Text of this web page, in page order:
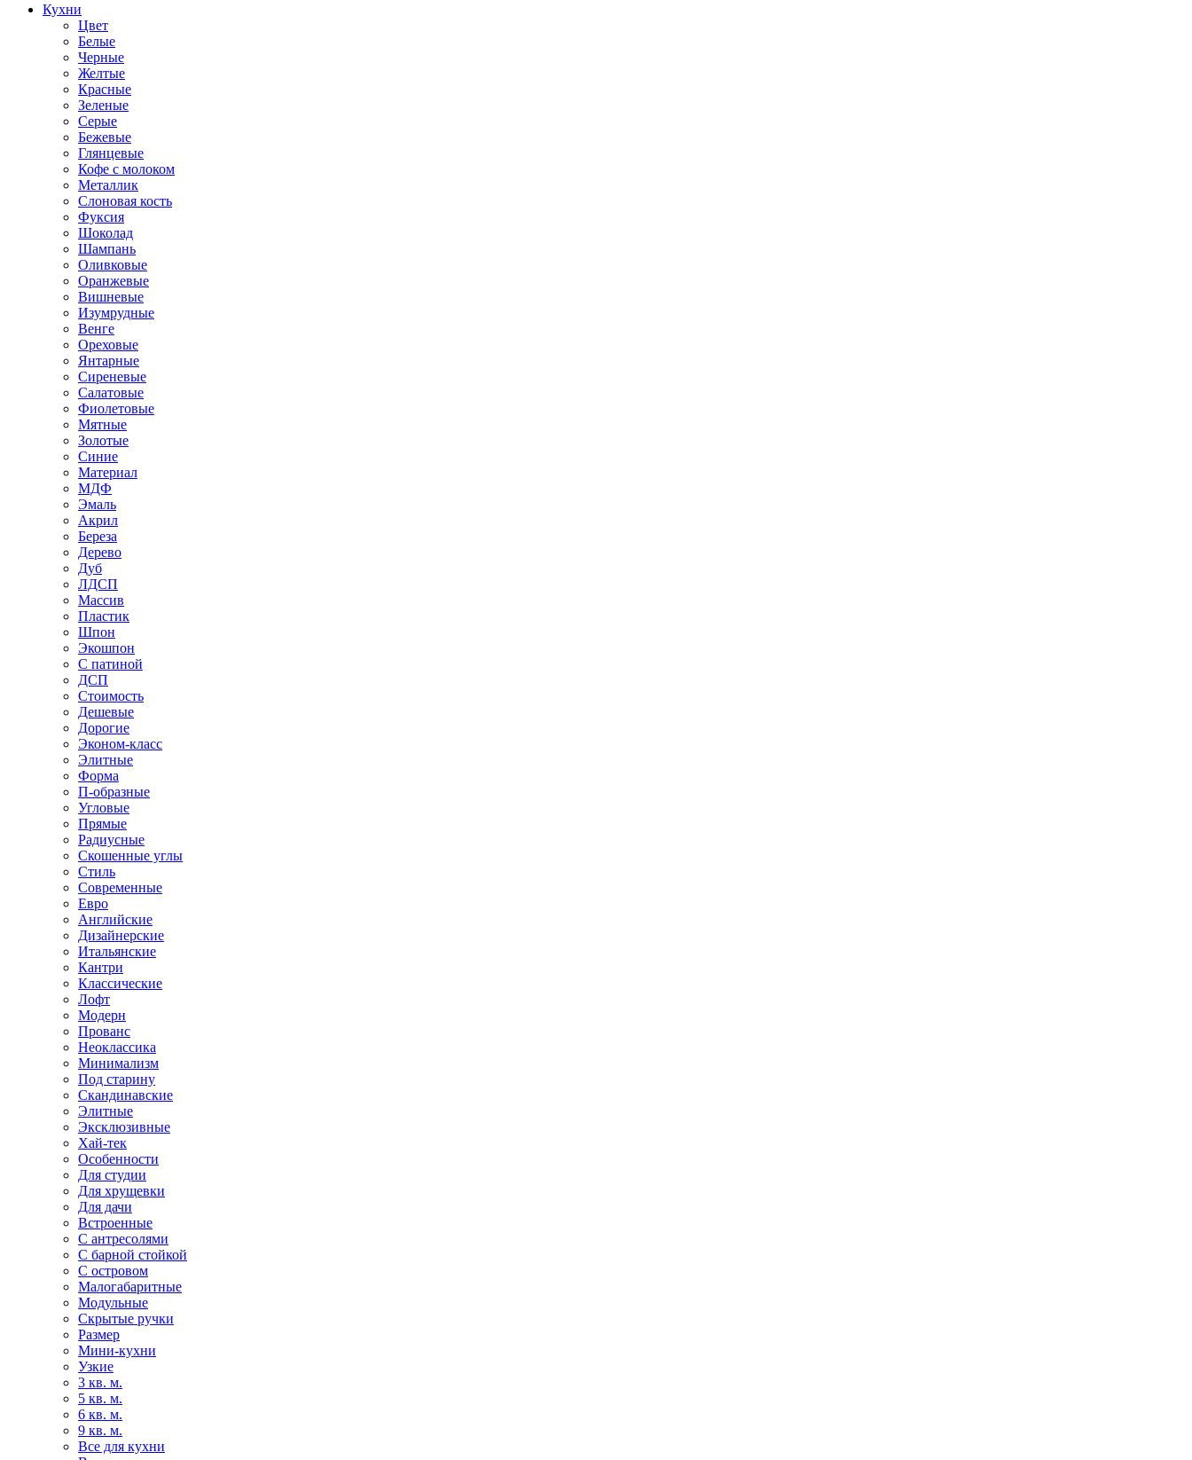
Кухни
Цвет
Белые
Черные
Желтые
Красные
Зеленые
Серые
Бежевые
Глянцевые
Кофе с молоком
Металлик
Слоновая кость
Фуксия
Шоколад
Шампань
Оливковые
Оранжевые
Вишневые
Изумрудные
Венге
Ореховые
Янтарные
Сиреневые
Салатовые
Фиолетовые
Мятные
Золотые
Синие
Материал
МДФ
Эмаль
Акрил
Береза
Дерево
Дуб
ЛДСП
Массив
Пластик
Шпон
Экошпон
С патиной
ДСП
Стоимость
Дешевые
Дорогие
Эконом-класс
Элитные
Форма
П-образные
Угловые
Прямые
Радиусные
Скошенные углы
Стиль
Современные
Евро
Английские
Дизайнерские
Итальянские
Кантри
Классические
Лофт
Модерн
Прованс
Неоклассика
Минимализм
Под старину
Скандинавские
Элитные
Эксклюзивные
Хай-тек
Особенности
Для студии
Для хрущевки
Для дачи
Встроенные
С антресолями
С барной стойкой
С островом
Малогабаритные
Модульные
Скрытые ручки
Размер
Мини-кухни
Узкие
3 кв. м.
5 кв. м.
6 кв. м.
9 кв. м.
Все для кухни